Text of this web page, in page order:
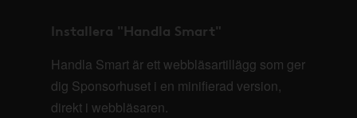
Installera "Handla Smart"
Handla Smart är ett webbläsartillägg som ger
dig Sponsorhuset i en minifierad version,
direkt i webbläsaren.